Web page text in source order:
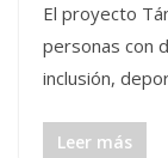
El proyecto
personas con
inclusión,
Leer más